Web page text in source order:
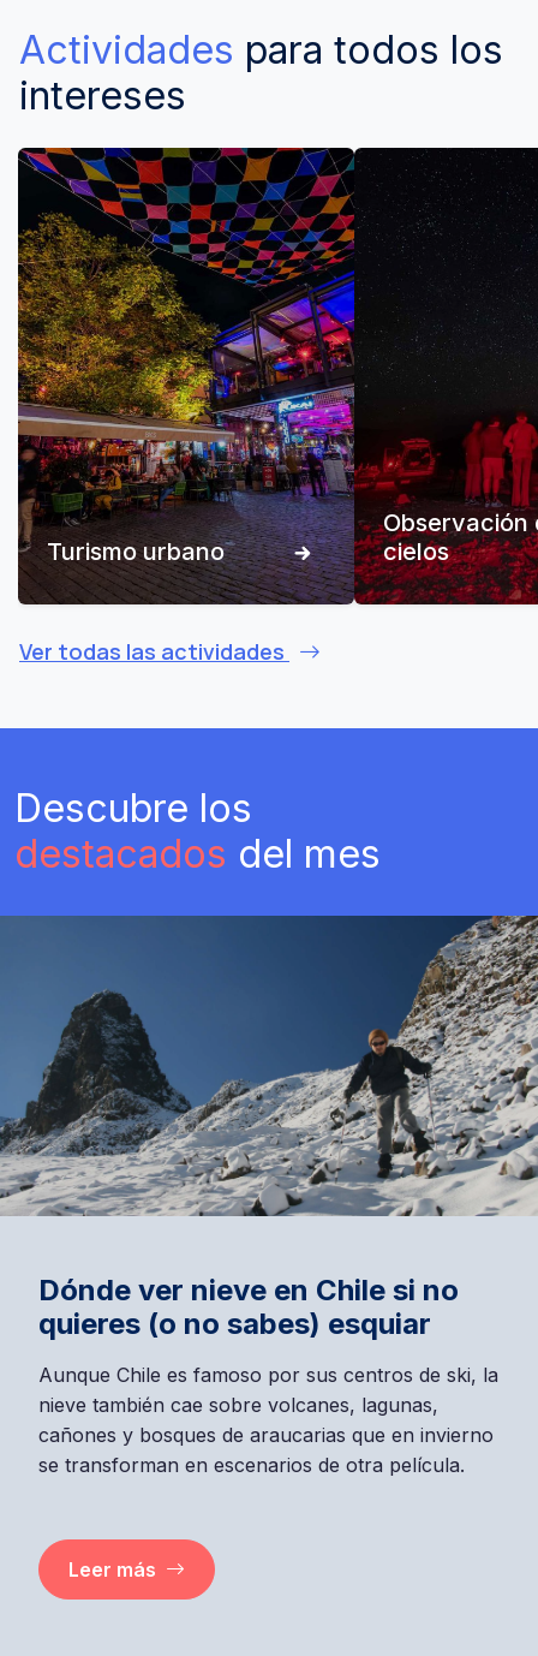
Actividades para todos los
intereses
Turismo urbano
Observación
cielos
Ver todas las actividades
Descubre los
destacados del mes
Dónde ver nieve en Chile si no
quieres (o no sabes) esquiar
Aunque Chile es famoso por sus centros de ski, la
nieve también cae sobre volcanes, lagunas,
cañones y bosques de araucarias que en invierno
se transforman en escenarios de otra película.
Leer más